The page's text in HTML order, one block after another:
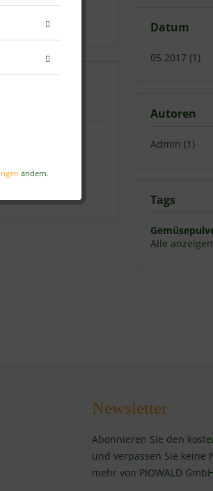
ändern.
Datum
05.2017 (1)
Autoren
Admin (1)
Tags
Alle anzeigen
Newsletter
Abonnieren Sie den
und verpassen Sie keine
mehr von PIOWALD